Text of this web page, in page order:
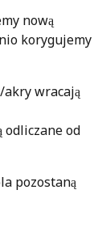
nową
korygujemy
wracają
odliczane od
pozostaną